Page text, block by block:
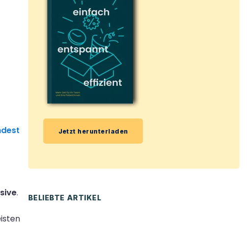
.
Jetzt herunterladen
BELIEBTE ARTIKEL